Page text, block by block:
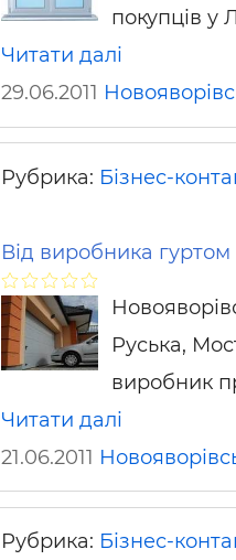
покупців у
Читати далі
29.06.2011
Рубрика: Бізнес-
Від виробника гуртом
Руська,
виробник
Читати далі
21.06.2011
Рубрика: Бізнес-